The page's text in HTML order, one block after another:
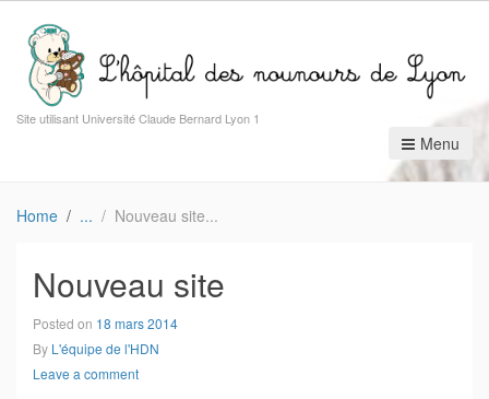
Site utilisant Université Claude Bernard Lyon 1
Menu
Home Nouveau site
Nouveau site
Posted on 18 mars 2014
By L'équipe de l'HDN
Leave a comment